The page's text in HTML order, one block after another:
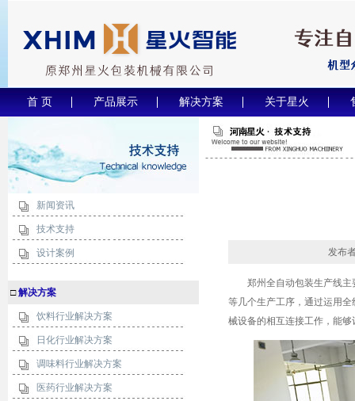
首 页 产品展示 解决方案 关于星火
新闻资讯
技术支持
设计案例
□解决方案
饮料行业解决方案
日化行业解决方案
调味料行业解决方案
医药行业解决方案
发布
郑州全自动包装生产线主
等几个生产工序，通过运用
械设备的相互连接工作，能